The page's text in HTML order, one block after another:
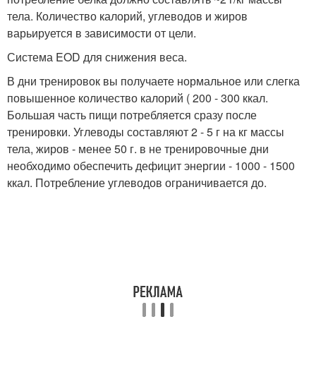
тела. Количество калорий, углеводов и жиров
варьируется в зависимости от цели.
Система EOD для снижения веса.
В дни тренировок вы получаете нормальное или слегка
повышенное количество калорий ( 200 - 300 ккал.
Большая часть пищи потребляется сразу после
тренировки. Углеводы составляют 2 - 5 г на кг массы
тела, жиров - менее 50 г. в не тренировочные дни
необходимо обеспечить дефицит энергии - 1000 - 1500
ккал. Потребление углеводов ограничивается до.